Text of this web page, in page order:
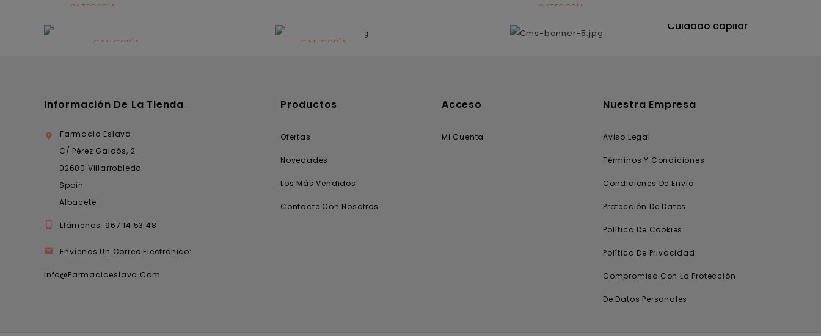
CATEGORÍA
CATEGORÍA CATEGORÍA
CATEGORÍA
Cuidado capilar
Información De La Tienda

Farmacia Eslava
C/ Pérez Galdós, 2
02600 Villarrobledo
Spain
Albacete
 Llámenos: 967 14 53 48
 Envíenos Un Correo Electrónico:
Info@farmaciaeslava.com
Productos
Ofertas
Novedades
Los Más Vendidos
Contacte Con Nosotros
Acceso
Mi Cuenta
Nuestra Empresa
Aviso Legal
Términos Y Condiciones
Condiciones De Envío
Protección De Datos
Política De Cookies
Política De Privacidad
Compromiso Con La Protección
De Datos Personales